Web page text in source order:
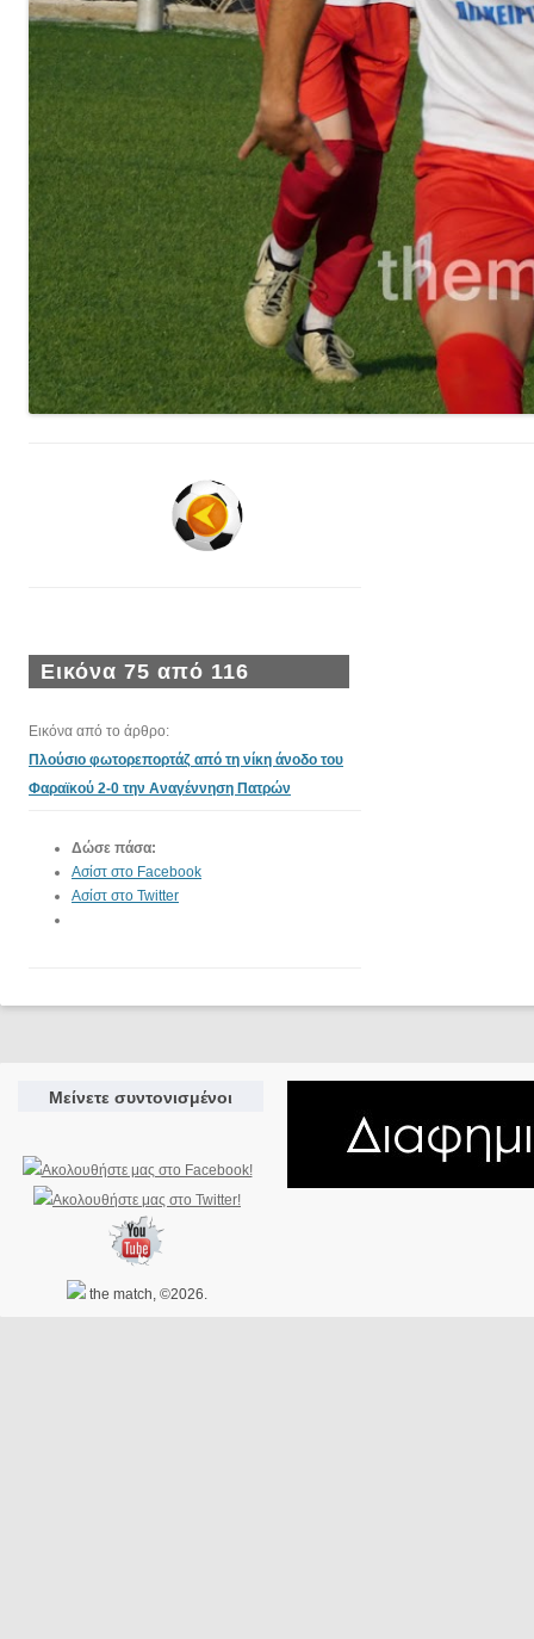
Εικόνα 75 από 116
Εικόνα από το άρθρο:
Πλούσιο φωτορεπορτάζ από τη νίκη άνοδο του
Φαραϊκού 2-0 την Αναγέννηση Πατρών
Δώσε πάσα:
Ασίστ στο Facebook
Ασίστ στο Twitter
Μείνετε συντονισμένοι
the match, ©2026.